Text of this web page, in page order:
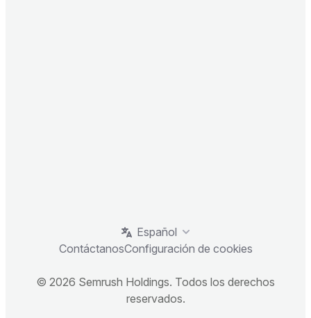
Español
ContáctanosConfiguración de cookies
© 2026 Semrush Holdings. Todos los derechos
reservados.